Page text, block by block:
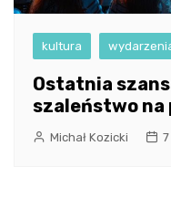
kultura
Ostatnia
szaleństwo na
Michał Kozicki